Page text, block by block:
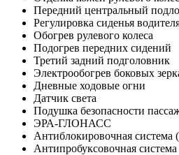
Передний центральный
Регулировка сиденья
Обогрев рулевого колеса
Подогрев передних сидений
Третий задний подголовник
Электрообогрев боковых
Дневные ходовые огни
Датчик света
Подушка безопасности
ЭРА-ГЛОНАСС
Антиблокировочная система
Антипробуксовочная